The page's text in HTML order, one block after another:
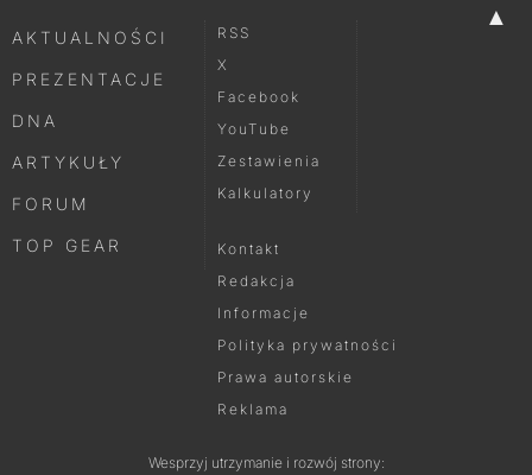
▲
AKTUALNOŚCI
PREZENTACJE
DNA
ARTYKUŁY
FORUM
TOP GEAR
RSS
X
Facebook
YouTube
Zestawienia
Kalkulatory
Kontakt
Redakcja
Informacje
Polityka prywatności
Prawa autorskie
Reklama
Wesprzyj utrzymanie i rozwój strony: